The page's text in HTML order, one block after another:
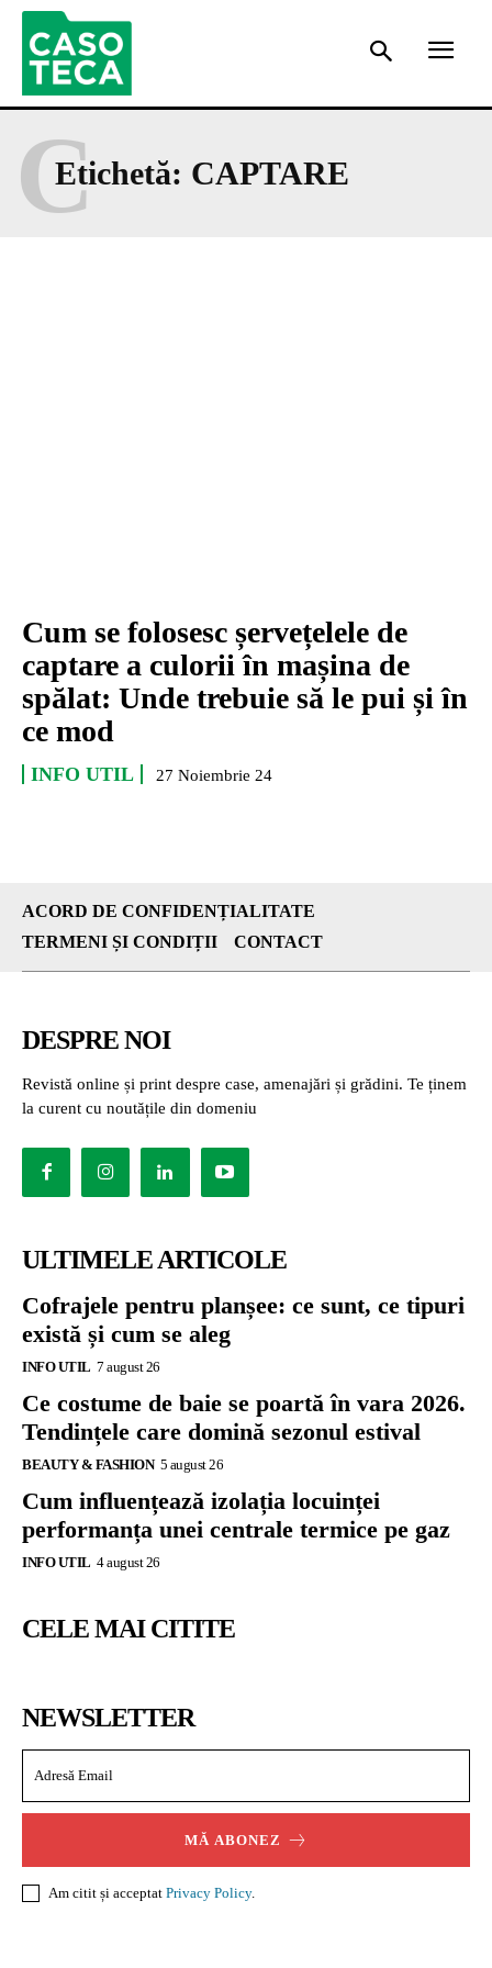
Etichetă: CAPTARE
C
Cum se folosesc șervețelele de
captare a culorii în mașina de
spălat: Unde trebuie să le pui și în
ce mod
INFO UTIL 27 Noiembrie 24
ACORD DE CONFIDENȚIALITATE
TERMENI ȘI CONDIȚII
CONTACT
DESPRE NOI
Revistă online și print despre case, amenajări și grădini. Te ținem
la curent cu noutățile din domeniu
ULTIMELE ARTICOLE
Cofrajele pentru planșee: ce sunt, ce tipuri
există și cum se aleg
INFO UTIL 7 august 26
Ce costume de baie se poartă în vara 2026.
Tendințele care domină sezonul estival
BEAUTY & FASHION 5 august 26
Cum influențează izolația locuinței
performanța unei centrale termice pe gaz
INFO UTIL 4 august 26
CELE MAI CITITE
NEWSLETTER
MĂ ABONEZ
Am citit și acceptat Privacy Policy.